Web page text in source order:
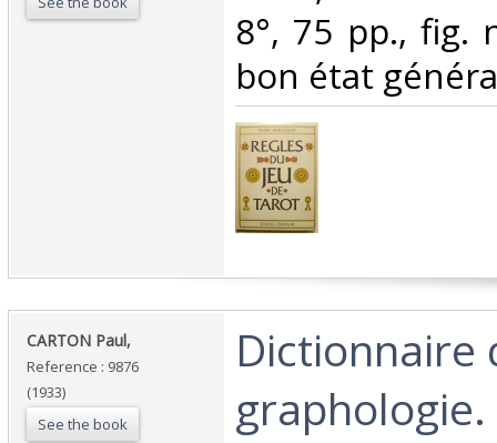
8°, 75 pp., fig.
bon état
‎CARTON Paul,‎
Reference : 9876
(1933)
See the book
‎Dictionnaire
graphologie.‎